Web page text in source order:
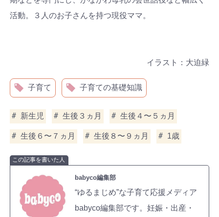
活動。３人のお子さんを持つ現役ママ。
イラスト：大迫緑
子育て 子育ての基礎知識
新生児 生後３ヵ月 生後４〜５ヵ月
生後６〜７ヵ月 生後８〜９ヵ月 1歳
この記事を書いた人
babyco編集部
“ゆるまじめ”な子育て応援メディア
babyco編集部です。妊娠・出産・